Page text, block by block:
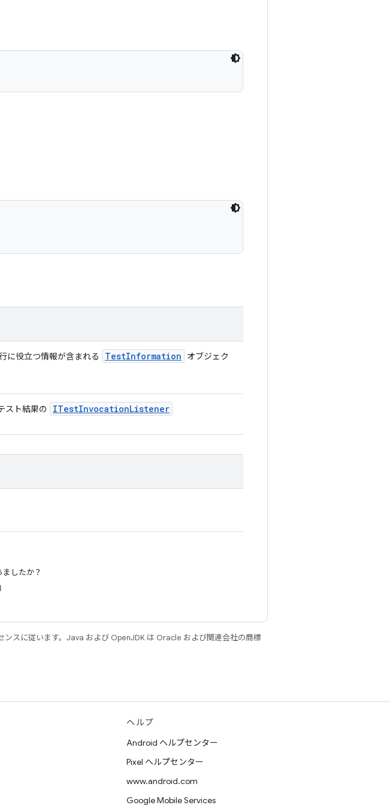
に役立つ情報が含まれる TestInformation
オブジェク
スト結果の ITestInvocationListener
したか？
ンスに従います。Java および OpenJDK は Oracle および関連会社の商標
ヘルプ
Android ヘルプセンター
Pixel ヘルプセンター
www.android.com
Google Mobile Services